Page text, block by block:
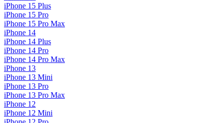
iPhone 15 Plus
iPhone 15 Pro
iPhone 15 Pro Max
iPhone 14
iPhone 14 Plus
iPhone 14 Pro
iPhone 14 Pro Max
iPhone 13
iPhone 13 Mini
iPhone 13 Pro
iPhone 13 Pro Max
iPhone 12
iPhone 12 Mini